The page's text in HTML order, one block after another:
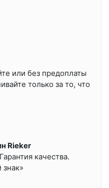
или без предоплаты
только за то, что
Rieker
качества.